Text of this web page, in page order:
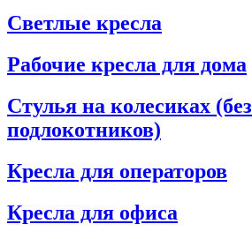
Светлые кресла
Рабочие кресла для дома
Стулья на колесиках (без
подлокотников)
Кресла для операторов
Кресла для офиса